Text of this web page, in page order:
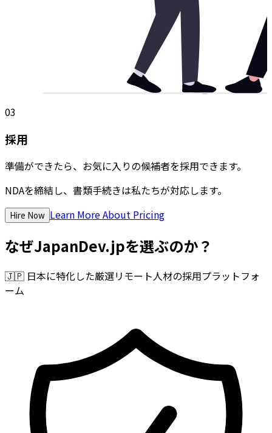
03
採用
準備ができたら、お気に入りの候補者を採用できます。
NDAを締結し、書類手続きは私たちが対応します。
Hire Now Learn More About Pricing
なぜJapanDev.jpを選ぶのか？
🇯🇵 日本に特化した厳選リモート人材の採用プラットフォ
ーム